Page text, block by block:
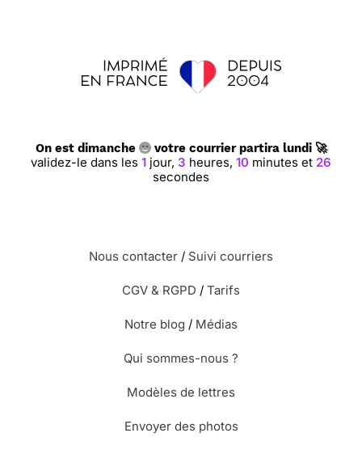
On est dimanche votre courrier partira lundi 🚀
validez-le dans les1 jour,3 heures,10 minutes et 25
secondes
Nous contacter / Suivi courriers
CGV & RGPD / Tarifs
Notre blog / Médias
Qui sommes-nous ?
Modèles de lettres
Envoyer des photos